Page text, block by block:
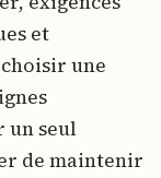
et
une
un seul
de maintenir